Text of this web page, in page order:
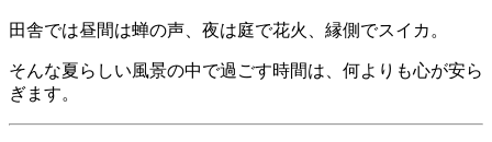
田舎では昼間は蝉の声、夜は庭で花火、縁側でスイカ。
そんな夏らしい風景の中で過ごす時間は、何よりも心が安ら
ぎます。